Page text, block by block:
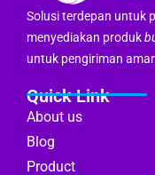
Solusi terdepan untuk
menyediakan produk
untuk pengiriman
Quick Link
About us
Blog
Product